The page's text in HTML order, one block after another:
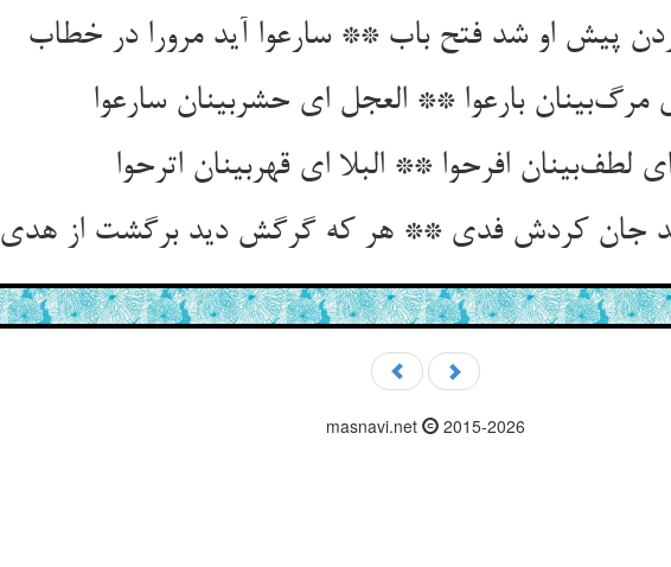
پیش او شد فتح باب ** سارعوا آید مرورا در خطاب
مرگ‌بینان بارعوا ** العجل ای حشربینان سارعوا
لطف‌بینان افرحوا ** البلا ای قهربینان اترحوا
جان کردش فدی ** هر که گرگش دید برگشت از هدی
masnavi.net 2015-2026